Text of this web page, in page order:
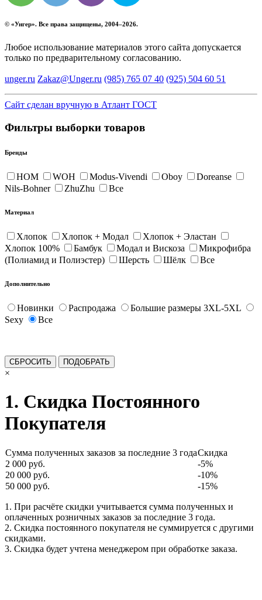
© «Унгер». Все права защищены, 2004–2026.
Любое использование материалов этого сайта допускается
только по предварительному согласованию.
unger.ru Zakaz@Unger.ru (985) 765 07 40 (925) 504 60 51
Сайт сделан вручную в Атлант ГОСТ
Фильтры выборки товаров
Бренды
HOM WOH Modus-Vivendi Oboy
Doreanse
Nils-Bohner
ZhuZhu Все
Материал
Хлопок Хлопок + Модал
Хлопок + Эластан
Хлопок 100%
Бамбук Модал и Вискоза
Микрофибра
(Полиамид и Полиэстер)
Шерсть Шёлк Все
Дополнительно
Новинки Распродажа
Большие размеры 3XL-5XL
Sexy
Все
×
1. Скидка Постоянного
Покупателя
Сумма полученных заказов за последние 3 годаСкидка
2 000 руб.
-5%
20 000 руб.
-10%
50 000 руб.
-15%
1. При расчёте скидки учитывается сумма полученных и
оплаченных розничных заказов за последние 3 года.
2. Скидка постоянного покупателя не суммируется с другими
скидками.
3. Скидка будет учтена менеджером при обработке заказа.